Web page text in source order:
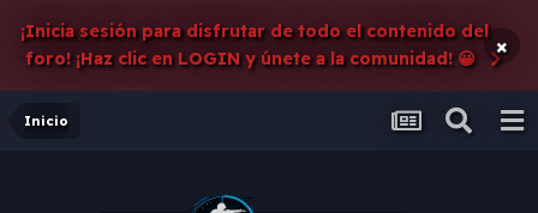
¡Inicia sesión para disfrutar de todo el contenido del
foro! ¡Haz clic en LOGIN y únete a la comunidad! 😀
×
Inicio